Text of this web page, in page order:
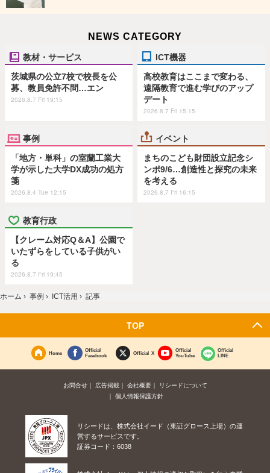
NEWS CATEGORY
教材・サービス
茨城県の公立7校で校長を公
募、教員免許不問…エン
2026.8.7 Fri 19:15
ICT機器
高校教育はここまで変わる、
遠隔教育で進む学びのアップ
デート
2026.8.7 Fri 15:15
事例
「地方・単科」の室蘭工業大
学が示した大学DX成功の処方
箋
2026.8.4 Tue 12:15
イベント
まちのこども財団設立記念シ
ンポ9/6…創造性と探究の未来
を考える
2026.8.7 Fri 16:15
教育行政
【クレーム対応Q＆A】公園で
いたずらをしている子供がい
る
2026.8.7 Fri 19:45
ホーム › 事例 › ICT活用 › 記事
TOP
Home
Official
Facebook
Official X
Official
YouTube
Official
LINE
お問合せ 広告掲載 会社概要
リシードについて
個人情報保護方針
リシードは、株式会社イード（東証グロース上場）の運
営するサービスです。
証券コード：6038